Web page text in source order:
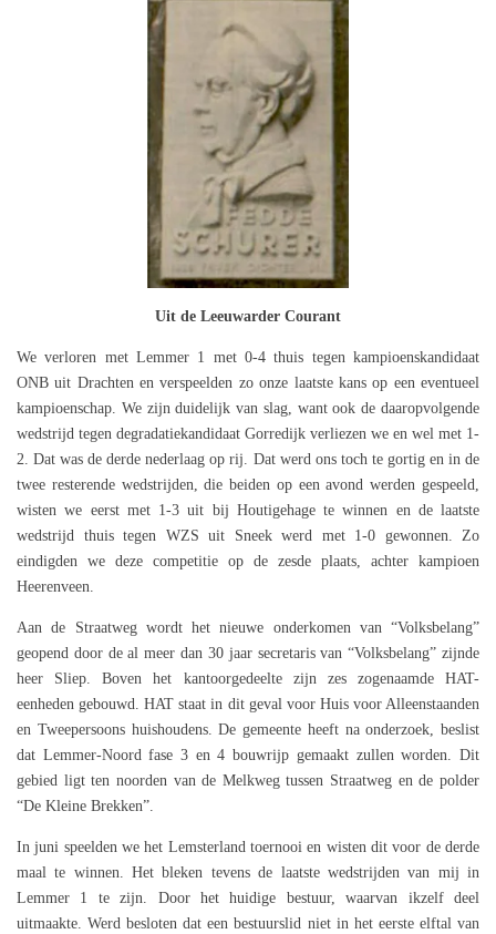
Uit de Leeuwarder Courant
We verloren met Lemmer 1 met 0-4 thuis tegen kampioenskandidaat
ONB uit Drachten en verspeelden zo onze laatste kans op een eventueel
kampioenschap. We zijn duidelijk van slag, want ook de daaropvolgende
wedstrijd tegen degradatiekandidaat Gorredijk verliezen we en wel met 1-
2. Dat was de derde nederlaag op rij. Dat werd ons toch te gortig en in de
twee resterende wedstrijden, die beiden op een avond werden gespeeld,
wisten we eerst met 1-3 uit bij Houtigehage te winnen en de laatste
wedstrijd thuis tegen WZS uit Sneek werd met 1-0 gewonnen. Zo
eindigden we deze competitie op de zesde plaats, achter kampioen
Heerenveen.
Aan de Straatweg wordt het nieuwe onderkomen van “Volksbelang”
geopend door de al meer dan 30 jaar secretaris van “Volksbelang” zijnde
heer Sliep. Boven het kantoorgedeelte zijn zes zogenaamde HAT-
eenheden gebouwd. HAT staat in dit geval voor Huis voor Alleenstaanden
en Tweepersoons huishoudens. De gemeente heeft na onderzoek, beslist
dat Lemmer-Noord fase 3 en 4 bouwrijp gemaakt zullen worden. Dit
gebied ligt ten noorden van de Melkweg tussen Straatweg en de polder
“De Kleine Brekken”.
In juni speelden we het Lemsterland toernooi en wisten dit voor de derde
maal te winnen. Het bleken tevens de laatste wedstrijden van mij in
Lemmer 1 te zijn. Door het huidige bestuur, waarvan ikzelf deel
uitmaakte. Werd besloten dat een bestuurslid niet in het eerste elftal van